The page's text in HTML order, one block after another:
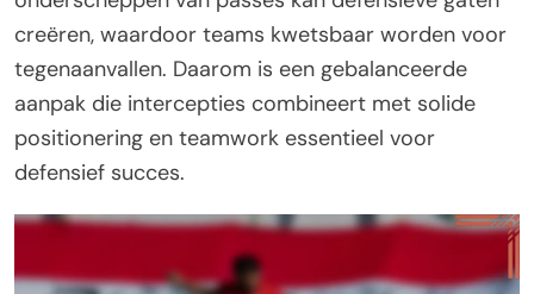
creëren, waardoor teams kwetsbaar worden voor
tegenaanvallen. Daarom is een gebalanceerde
aanpak die intercepties combineert met solide
positionering en teamwork essentieel voor
defensief succes.